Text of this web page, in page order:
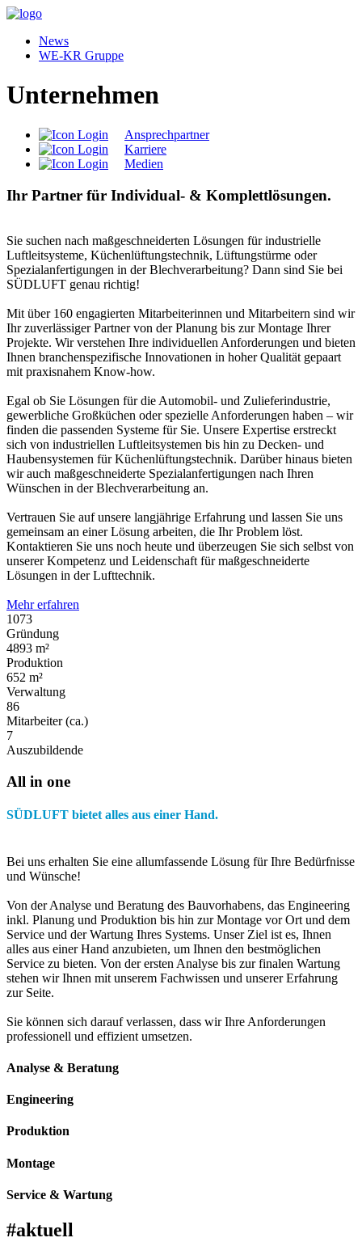
News
WE-KR Gruppe
Unternehmen
Ansprechpartner
Karriere
Medien
Ihr Partner für Individual- & Komplettlösungen.
Sie suchen nach maßgeschneiderten Lösungen für industrielle
Luftleitsysteme, Küchenlüftungstechnik, Lüftungstürme oder
Spezialanfertigungen in der Blechverarbeitung? Dann sind Sie bei
SÜDLUFT genau richtig!
Mit über 160 engagierten Mitarbeiterinnen und Mitarbeitern sind wir
Ihr zuverlässiger Partner von der Planung bis zur Montage Ihrer
Projekte. Wir verstehen Ihre individuellen Anforderungen und bieten
Ihnen branchenspezifische Innovationen in hoher Qualität gepaart
mit praxisnahem Know-how.
Egal ob Sie Lösungen für die Automobil- und Zulieferindustrie,
gewerbliche Großküchen oder spezielle Anforderungen haben – wir
finden die passenden Systeme für Sie. Unsere Expertise erstreckt
sich von industriellen Luftleitsystemen bis hin zu Decken- und
Haubensystemen für Küchenlüftungstechnik. Darüber hinaus bieten
wir auch maßgeschneiderte Spezialanfertigungen nach Ihren
Wünschen in der Blechverarbeitung an.
Vertrauen Sie auf unsere langjährige Erfahrung und lassen Sie uns
gemeinsam an einer Lösung arbeiten, die Ihr Problem löst.
Kontaktieren Sie uns noch heute und überzeugen Sie sich selbst von
unserer Kompetenz und Leidenschaft für maßgeschneiderte
Lösungen in der Lufttechnik.
Mehr erfahren
1114
Gründung
5081 m²
Produktion
677 m²
Verwaltung
90
Mitarbeiter (ca.)
7
Auszubildende
All in one
SÜDLUFT bietet alles aus einer Hand.
Bei uns erhalten Sie eine allumfassende Lösung für Ihre Bedürfnisse
und Wünsche!
Von der Analyse und Beratung des Bauvorhabens, das Engineering
inkl. Planung und Produktion bis hin zur Montage vor Ort und dem
Service und der Wartung Ihres Systems. Unser Ziel ist es, Ihnen
alles aus einer Hand anzubieten, um Ihnen den bestmöglichen
Service zu bieten. Von der ersten Analyse bis zur finalen Wartung
stehen wir Ihnen mit unserem Fachwissen und unserer Erfahrung
zur Seite.
Sie können sich darauf verlassen, dass wir Ihre Anforderungen
professionell und effizient umsetzen.
Analyse & Beratung
Engineering
Produktion
Montage
Service & Wartung
#aktuell